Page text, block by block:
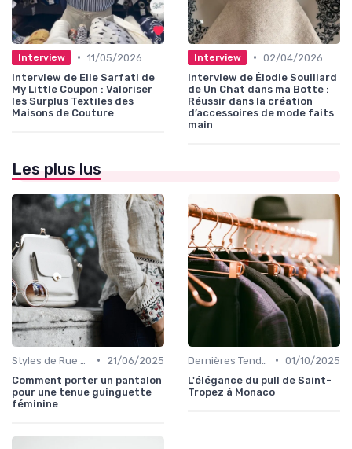
Interview • 11/05/2026
Interview de Elie Sarfati de
My Little Coupon : Valoriser
les Surplus Textiles des
Maisons de Couture
Interview • 02/04/2026
Interview de Élodie Souillard
de Un Chat dans ma Botte :
Réussir dans la création
d’accessoires de mode faits
main
Les plus lus
•
21/06/2025
Comment porter un pantalon
pour une tenue guinguette
féminine
• 01/10/2025
L'élégance du pull de Saint-
Tropez à Monaco